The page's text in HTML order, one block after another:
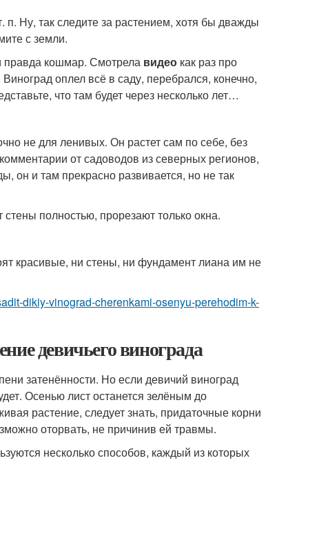
Ну, так следите за растением, хотя бы дважды
с земли.
правда кошмар. Смотрела видео как раз про
оплел всё в саду, перебрался, конечно,
что там будет через несколько лет…
не для ленивых. Он растет сам по себе, без
от садоводов из северных регионов,
он и там прекрасно развивается, но не так
полностью, прорезают только окна.
красивые, ни стены, ни фундамент лиана им не
dikiy-vinograd-cherenkami-osenyu-perehodim-k-
девичьего винограда
затенённости. Но если девичий виноград
Осенью лист останется зелёным до
растение, следует знать, придаточные корни
оторвать, не причинив ей травмы.
несколько способов, каждый из которых